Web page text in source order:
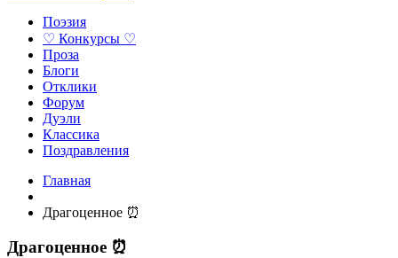
Поэзия
♡ Конкурсы ♡
Проза
Блоги
Отклики
Форум
Дуэли
Классика
Поздравления
Главная
Драгоценное ⏰
Драгоценное ⏰